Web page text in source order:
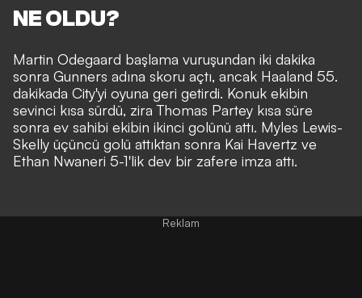
NE OLDU?
Martin Odegaard başlama vuruşundan iki dakika
sonra Gunners adına skoru açtı, ancak Haaland 55.
dakikada City'yi oyuna geri getirdi. Konuk ekibin
sevinci kısa sürdü, zira Thomas Partey kısa süre
sonra ev sahibi ekibin ikinci golünü attı. Myles Lewis-
Skelly üçüncü golü attıktan sonra Kai Havertz ve
Ethan Nwaneri 5-1'lik dev bir zafere imza attı.
Reklam